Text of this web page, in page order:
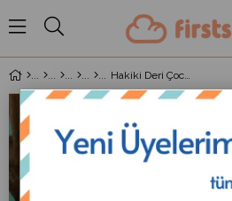
Hakiki Deri Çocuk Sandalet Kahverengi D-464